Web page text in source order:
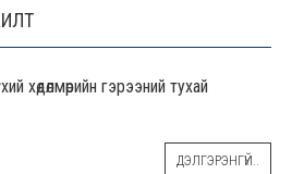
хөдөлмөрийн гэрээний тухай
ДЭЛГЭРЭНГҮЙ..